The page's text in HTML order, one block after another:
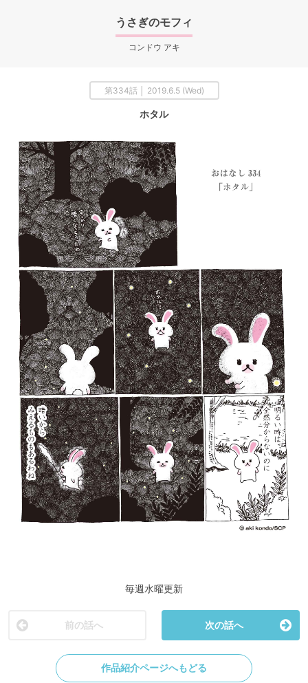
うさぎのモフィ
コンドウ アキ
第334話 │ 2019.6.5 (Wed)
ホタル
毎週水曜更新
前の話へ 次の話へ
作品紹介ページへもどる